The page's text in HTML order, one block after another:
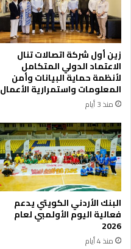
م
ل
ح
ة
ا
ل
أ
ر
د
ن
ي
ة
ت
ت
ص
د
ر
ة
ب
ح
ث
ت
ع
ز
ي
ز
ا
ل
ت
ع
ا
و
ن
م
زين أول شركة اتصالات تنال
الاعتماد الدولي المتكامل
لأنظمة حماية البيانات وأمن
المعلومات واستمرارية الأعمال
منذ 3 أيام
البنك الأردني الكويتي يدعم
فعالية اليوم الأولمبي لعام
2026
منذ 4 أيام